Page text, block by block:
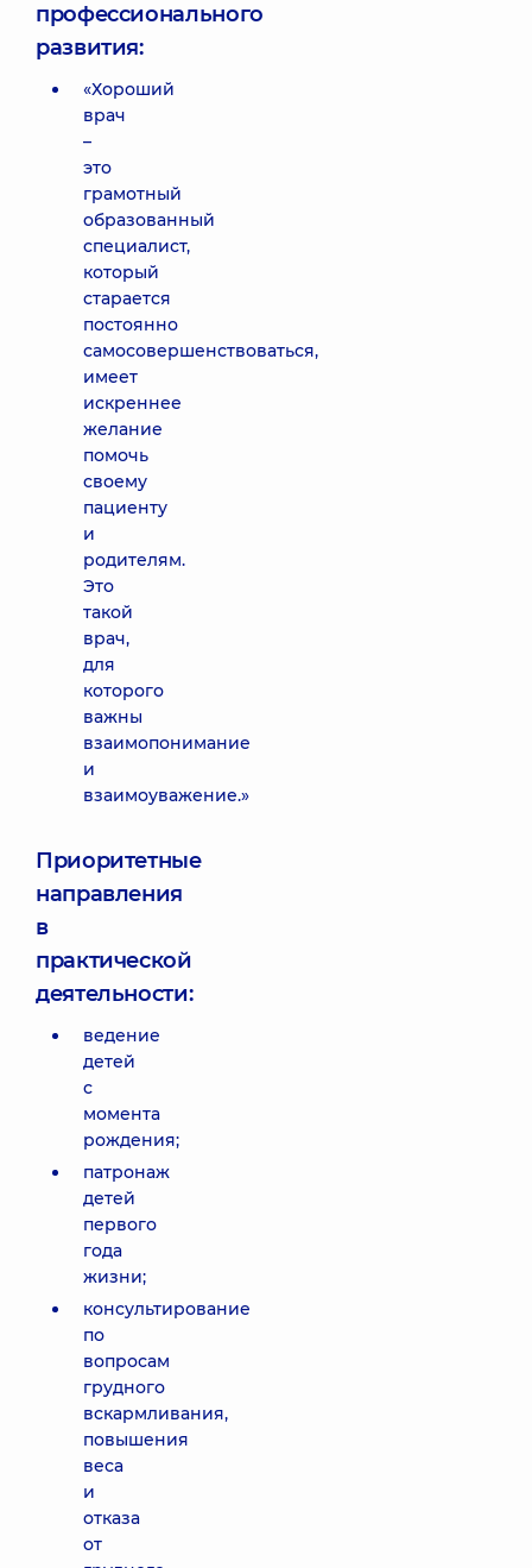
профессионального
развития:
«Хороший
врач
–
это
грамотный
образованный
специалист,
который
старается
постоянно
самосовершенствоваться,
имеет
искреннее
желание
помочь
своему
пациенту
и
родителям.
Это
такой
врач,
для
которого
важны
взаимопонимание
и
взаимоуважение.»
Приоритетные
направления
в
практической
деятельности:
ведение
детей
с
момента
рождения;
патронаж
детей
первого
года
жизни;
консультирование
по
вопросам
грудного
вскармливания,
повышения
веса
и
отказа
от